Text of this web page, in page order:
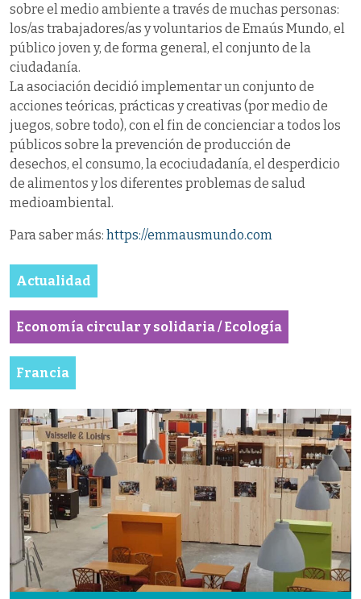
sobre el medio ambiente a través de muchas personas:
los/as trabajadores/as y voluntarios de Emaús Mundo, el
público joven y, de forma general, el conjunto de la
ciudadanía.
La asociación decidió implementar un conjunto de
acciones teóricas, prácticas y creativas (por medio de
juegos, sobre todo), con el fin de concienciar a todos los
públicos sobre la prevención de producción de
desechos, el consumo, la ecociudadanía, el desperdicio
de alimentos y los diferentes problemas de salud
medioambiental.
Para saber más: https://emmausmundo.com
Actualidad
Economía circular y solidaria / Ecología
Francia